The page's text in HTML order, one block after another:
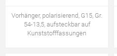
Vorhänger, polarisierend, G15, Gr.
54-13,5, aufsteckbar auf
Kunststofffassungen